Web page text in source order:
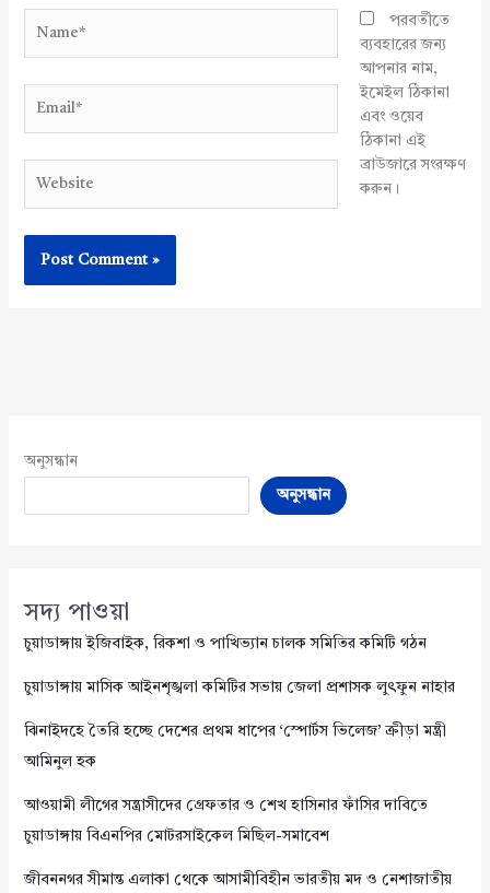
পরবর্তীতে
ব্যবহারের জন্য
আপনার নাম,
ইমেইল ঠিকানা
এবং ওয়েব
ঠিকানা এই
ব্রাউজারে সংরক্ষণ
করুন।
অনুসন্ধান
অনুসন্ধান
সদ্য পাওয়া
চুয়াডাঙ্গায় ইজিবাইক, রিকশা ও পাখিভ্যান চালক সমিতির কমিটি গঠন
চুয়াডাঙ্গায় মাসিক আইনশৃঙ্খলা কমিটির সভায় জেলা প্রশাসক লুৎফুন নাহার
ঝিনাইদহে তৈরি হচ্ছে দেশের প্রথম ধাপের ‘স্পোর্টস ভিলেজ’ ক্রীড়া মন্ত্রী
আমিনুল হক
আওয়ামী লীগের সন্ত্রাসীদের গ্রেফতার ও শেখ হাসিনার ফাঁসির দাবিতে
চুয়াডাঙ্গায় বিএনপির মোটরসাইকেল মিছিল-সমাবেশ
জীবননগর সীমান্ত এলাকা থেকে আসামীবিহীন ভারতীয় মদ ও নেশাজাতীয়